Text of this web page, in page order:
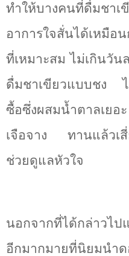
ทำให้บางคนที่ดื่มชาเ
อาการใจสั่นได้เหมื
ที่เหมาะสม ไม่เกินวั
ดื่มชาเขียวแบบชง ไ
ซื้อซึ่งผสมน้ำตาลเย
เจือจาง ทานแล้วเสี่
ช่วยดูแลหัวใจ
นอกจากที่ได้กล่าวไ
อีกมากมายที่นิยมนำด